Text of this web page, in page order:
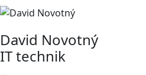
David Novotný
IT technik